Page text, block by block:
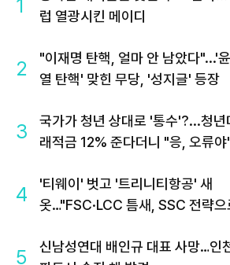
1
럽 열광시킨 메이디
2
"이재명 탄핵, 얼마 안 남았다"...'
열 탄핵' 맞힌 무당, '성지글' 등장
3
국가가 청년 상대로 '통수'?...청년
래적금 12% 준다더니 "응, 오류야
4
'티웨이' 벗고 '트리니티항공' 새
옷…"FSC·LCC 틈새, SSC 전략으
5
신남성연대 배인규 대표 사망…인